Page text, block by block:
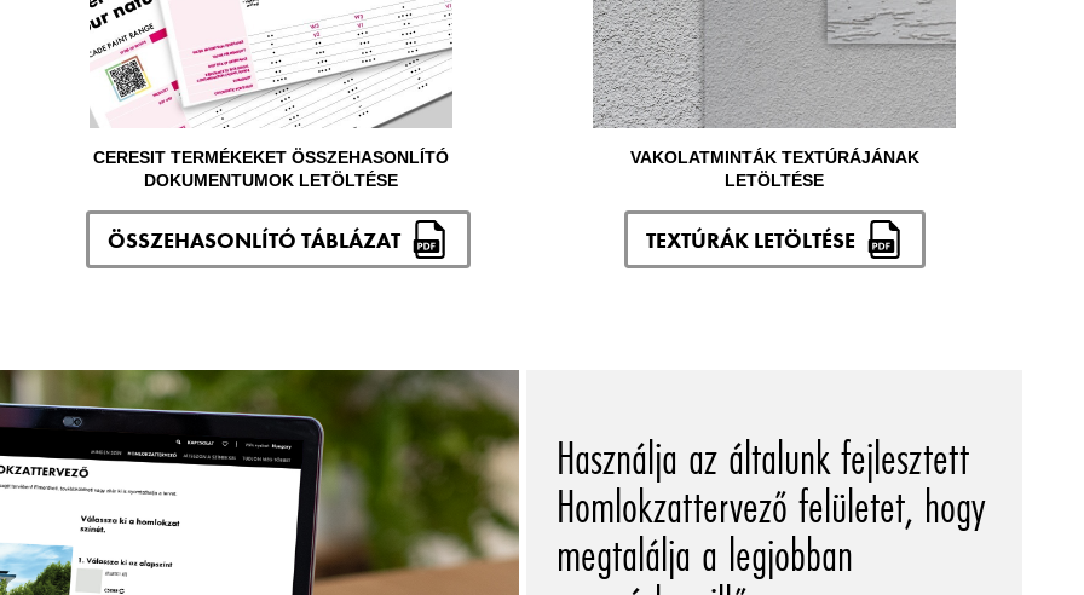
CERESIT TERMÉKEKET ÖSSZEHASONLÍTÓ
DOKUMENTUMOK LETÖLTÉSE
ÖSSZEHASONLÍTÓ TÁBLÁZAT
VAKOLATMINTÁK TEXTÚRÁJÁNAK
LETÖLTÉSE
TEXTÚRÁK LETÖLTÉSE
Használja az általunk fejlesztett
Homlokzattervező felületet, hogy
megtalálja a legjobban